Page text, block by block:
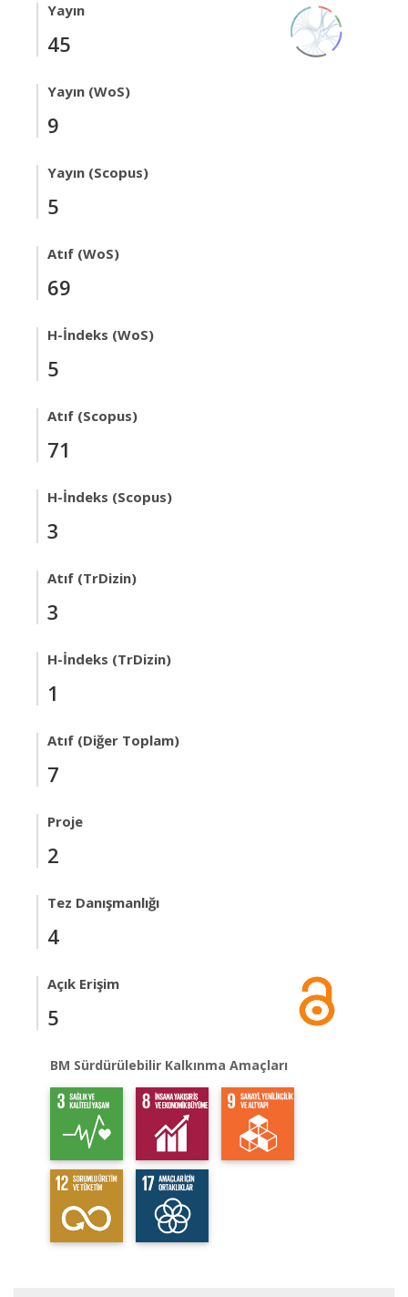
Yayın
45
Yayın (WoS)
9
Yayın (Scopus)
5
Atıf (WoS)
69
H-İndeks (WoS)
5
Atıf (Scopus)
71
H-İndeks (Scopus)
3
Atıf (TrDizin)
3
H-İndeks (TrDizin)
1
Atıf (Diğer Toplam)
7
Proje
2
Tez Danışmanlığı
4
Açık Erişim
5
BM Sürdürülebilir Kalkınma Amaçları